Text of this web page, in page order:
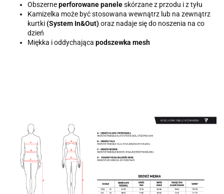
Obszerneperforowane paneleskórzane z przodu i z tyłu
Kamizelka może być stosowana wewnątrz lub na zewnątrz
kurtki(System In&Out)oraz nadaje się do noszenia na co
dzień
Miękka i oddychająca podszewka mesh